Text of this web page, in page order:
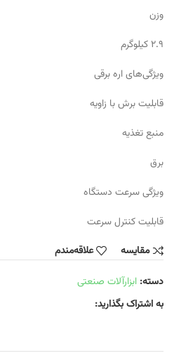
وزن
۲.۹ کیلوگرم
ویژگی‌های اره برقی
قابلیت برش با زاویه
منبع تغذیه
برق
ویژگی سرعت دستگاه
قابلیت کنترل سرعت
مقایسه
علاقه‌مندم
دسته: ابزارآلات صنعتی
به اشتراک بگذارید: